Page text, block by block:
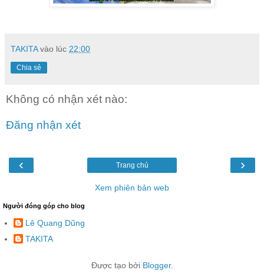
TAKITA vào lúc 22:00
Chia sẻ
Không có nhận xét nào:
Đăng nhận xét
‹ ›
Trang chủ
Xem phiên bản web
Người đóng góp cho blog
Lê Quang Dũng
TAKITA
Được tạo bởi Blogger.